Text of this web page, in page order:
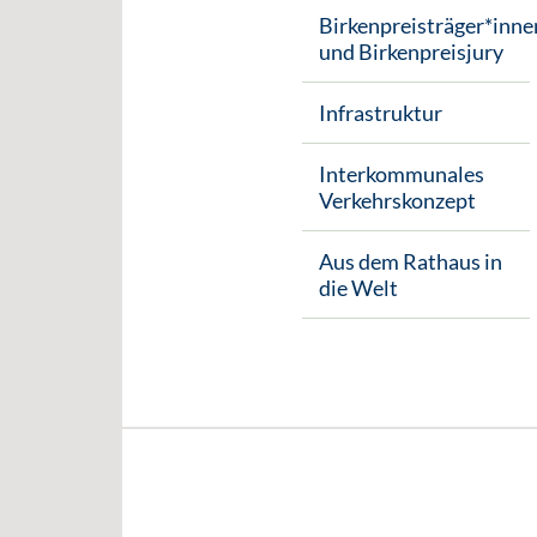
und Birkenpreisjury
Infrastruktur
Interkommunales
Verkehrskonzept
Aus dem Rathaus in
die Welt